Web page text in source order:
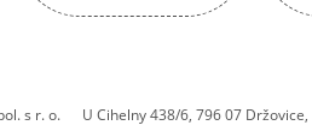
s r. o. U Cihelny 438/6, 796 07